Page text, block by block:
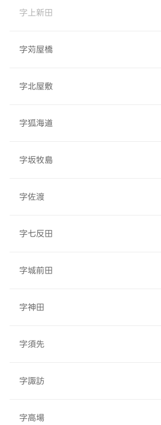
字上新田
字苅屋橋
字北屋敷
字狐海道
字坂牧島
字佐渡
字七反田
字城前田
字神田
字須先
字諏訪
字高場